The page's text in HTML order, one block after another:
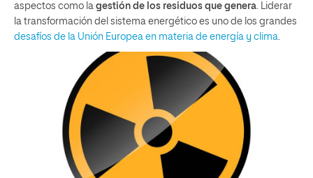
aspectos como la gestión de los residuos que genera . Liderar
la transformación del sistema energético es uno de los grandes
desafíos de la Unión Europea en materia de energía y clima